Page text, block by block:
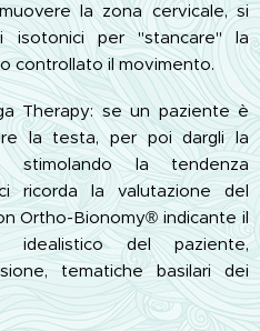
la zona cervicale, si
isotonici per "stancare" la
controllato il movimento.
Therapy: se un paziente è
la testa, per poi dargli la
stimolando la tendenza
ricorda la valutazione del
Ortho-Bionomy® indicante il
del paziente,
tematiche basilari dei